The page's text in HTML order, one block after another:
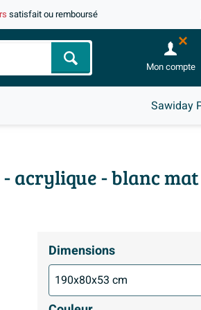
satisfait ou remboursé
Chercher Mon compte
Sawiday
acrylique - blanc mat
Dimensions